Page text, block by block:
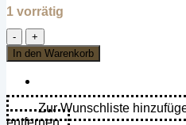
1 vorrätig
Skulptur
Löwe
aus
verzinktem
Groß(L)
In den Warenkorb
Zur Wunschliste